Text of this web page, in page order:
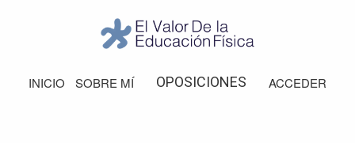
navegación
principal
barra
Valor
de
INICIO SOBRE MÍ OPOSICIONES ACCEDER